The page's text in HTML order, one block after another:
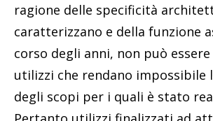
ragione delle specificità
caratterizzano e della funzione
corso degli anni, non può
utilizzi che rendano impossibile
degli scopi per i quali è stato